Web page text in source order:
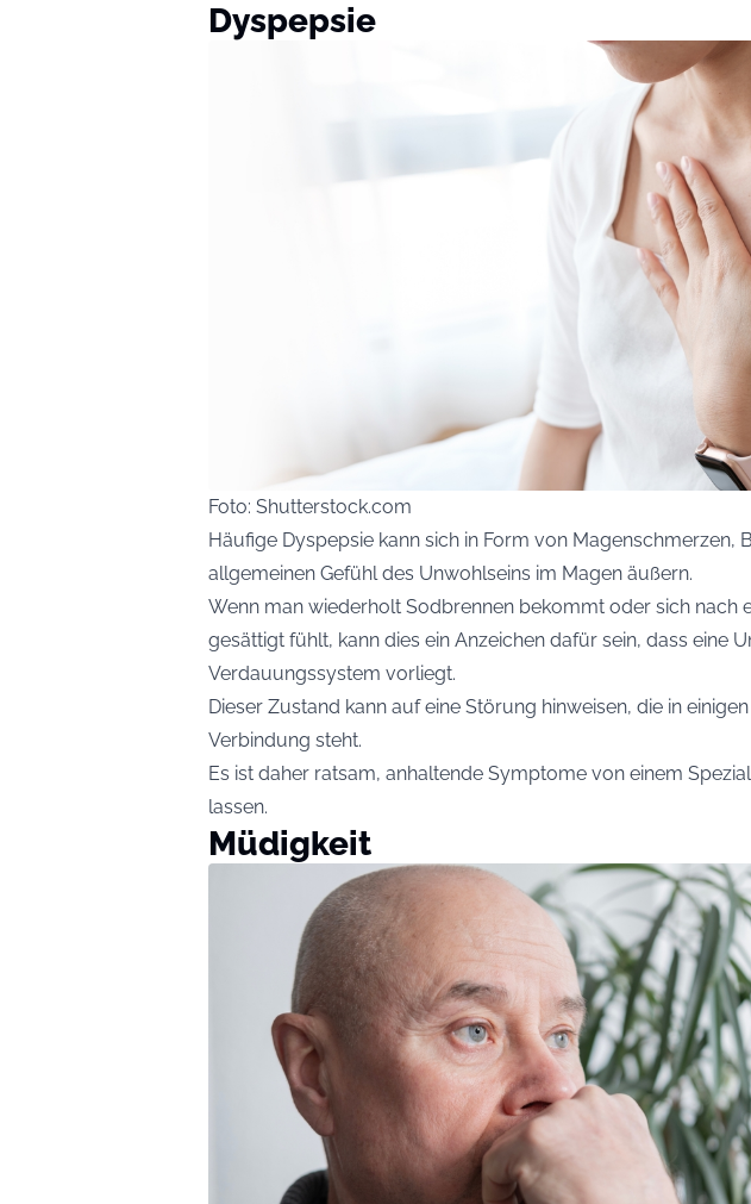
Dyspepsie
Foto: Shutterstock.com
Häufige Dyspepsie kann sich in Form von Magenschmerzen,
allgemeinen Gefühl des Unwohlseins im Magen äußern.
Wenn man wiederholt Sodbrennen bekommt oder sich nach
gesättigt fühlt, kann dies ein Anzeichen dafür sein, dass eine
Verdauungssystem vorliegt.
Dieser Zustand kann auf eine Störung hinweisen, die in
Verbindung steht.
Es ist daher ratsam, anhaltende Symptome von einem
lassen.
Müdigkeit